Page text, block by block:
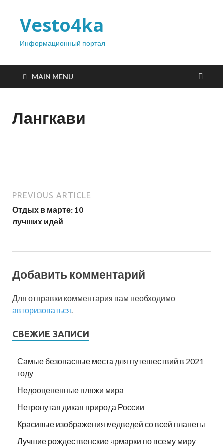
Vesto4ka
Информационный портал
MAIN MENU
Лангкави
PREVIOUS ARTICLE
Отдых в марте: 10
лучших идей
Добавить комментарий
Для отправки комментария вам необходимо
авторизоваться
СВЕЖИЕ ЗАПИСИ
Самые безопасные места для путешествий в 2021
году
Недооцененные пляжи мира
Нетронутая дикая природа России
Красивые изображения медведей со всей планеты
Лучшие рождественские ярмарки по всему миру